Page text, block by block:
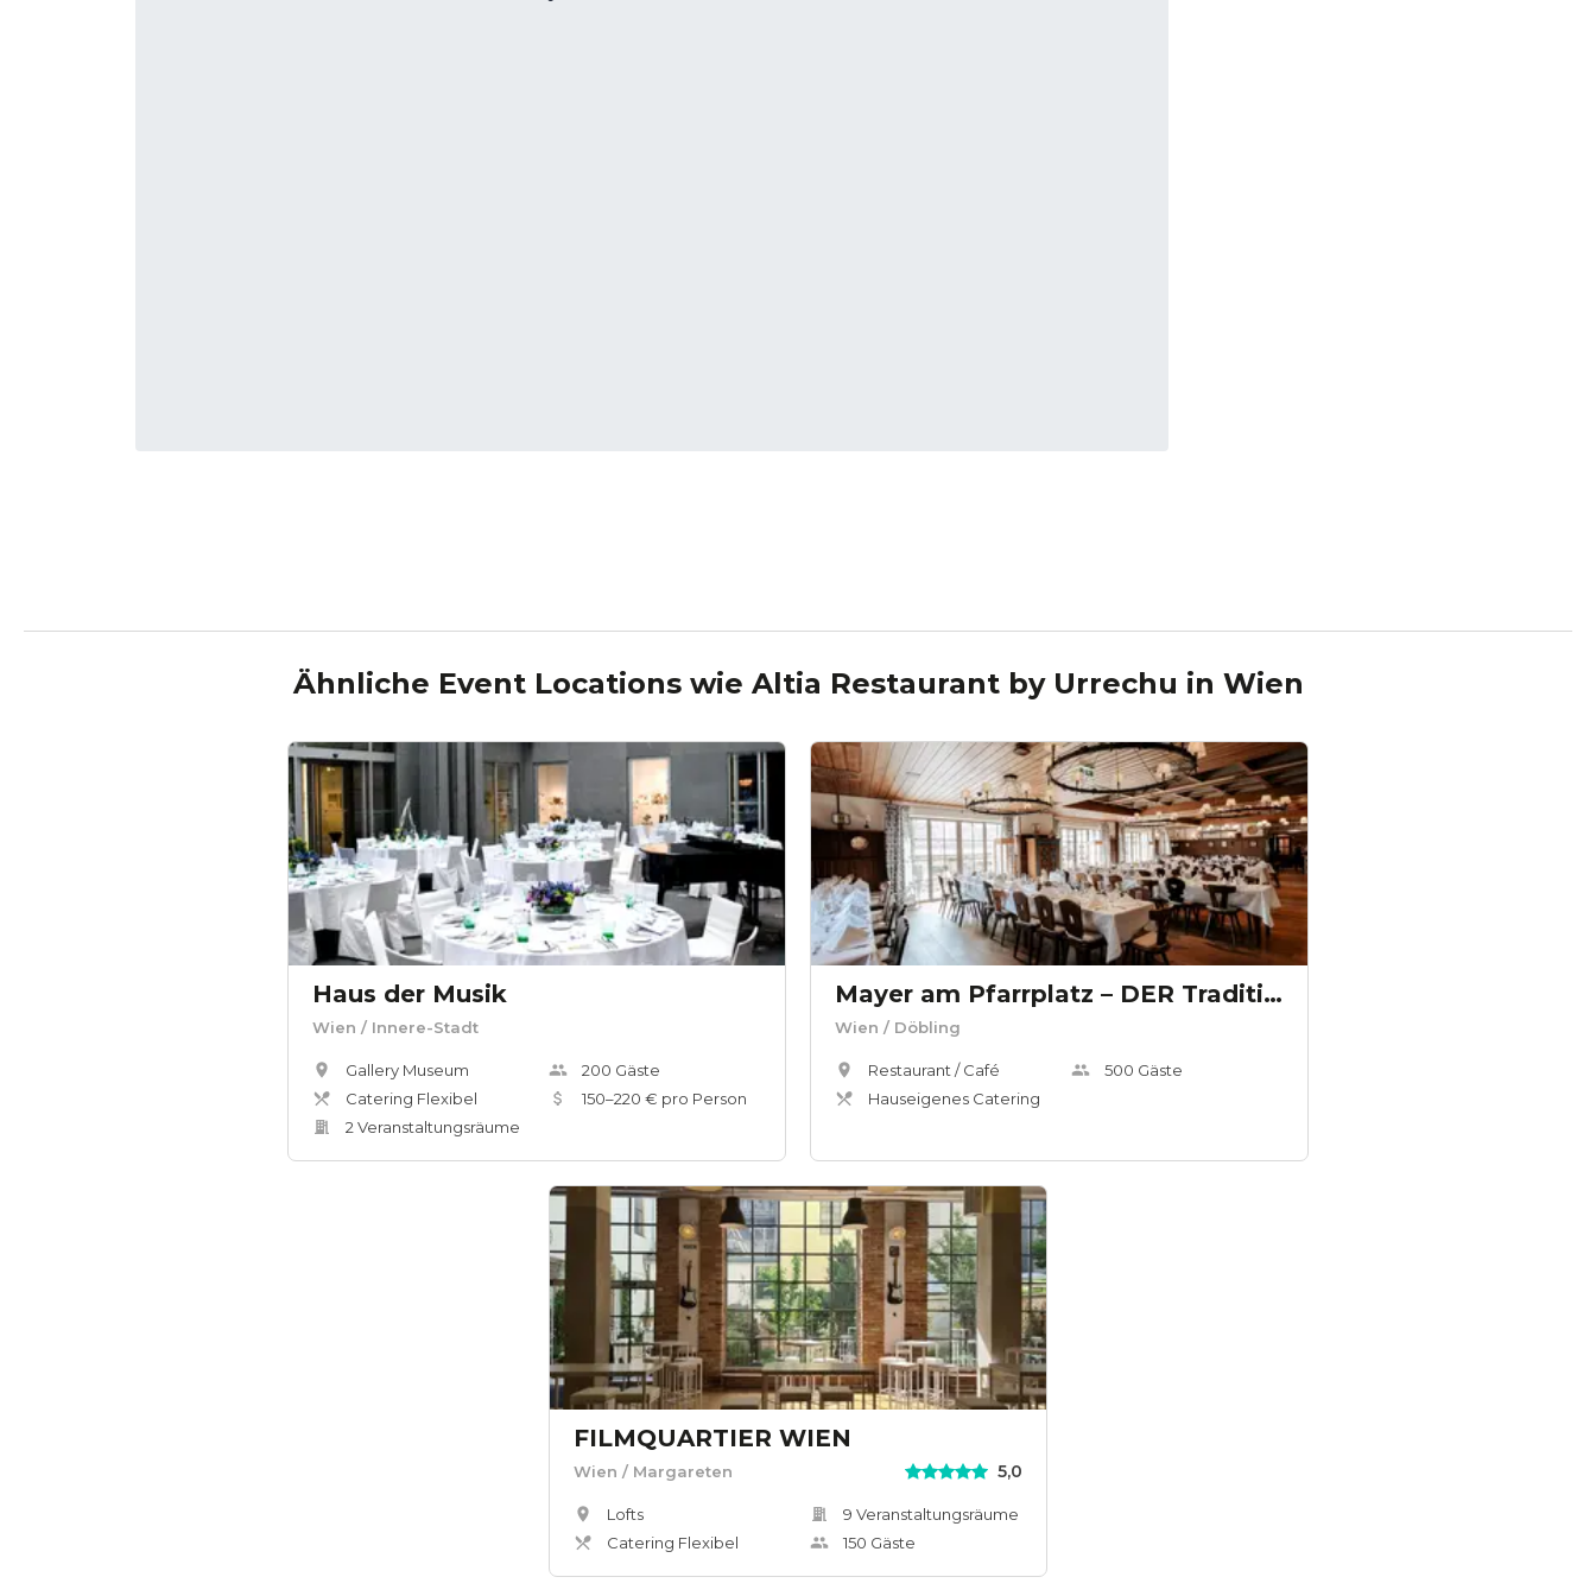
Ähnliche Event Locations wie Altia Restaurant by Urrechu in Wien
Haus der Musik
Wien / Innere-Stadt
Gallery Museum
Catering Flexibel
2 Veranstaltungsräume
200 Gäste
150–220 € pro Person
Mayer am Pfarrplatz – DER Traditionsheurige
Wien / Döbling
Restaurant / Café
Hauseigenes Catering
500 Gäste
FILMQUARTIER WIEN
Wien / Margareten 5,0
Lofts
Catering Flexibel
9 Veranstaltungsräume
150 Gäste